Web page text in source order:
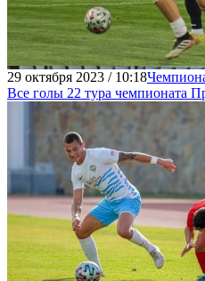
29 октября 2023 / 10:18
Все голы 22 тура чемпионата